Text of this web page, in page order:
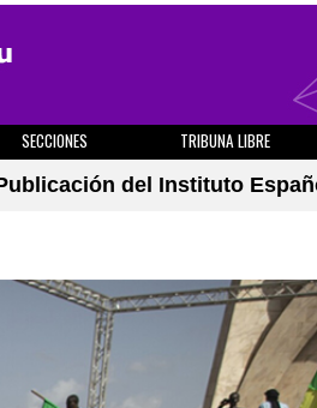
SECCIONES TRIBUNA LIBRE
del Instituto